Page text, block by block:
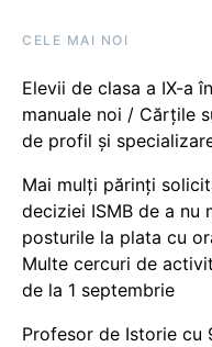
CELE MAI NOI
Elevii de clasa a IX-a
manuale noi / Cărțile
de profil și
Mai mulți părinți
deciziei ISMB de a nu
posturile la plata cu
Multe cercuri de
de la 1 septembrie
Profesor de Istorie cu